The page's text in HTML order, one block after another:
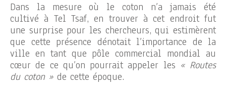
Dans la mesure où le coton n’a jamais été
cultivé à Tel Tsaf, en trouver à cet endroit fut
une surprise pour les chercheurs, qui estimèrent
que cette présence dénotait l’importance de la
ville en tant que pôle commercial mondial au
cœur de ce qu’on pourrait appeler les « Routes
du coton » de cette époque.